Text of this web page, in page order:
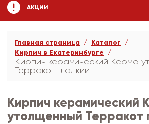
АКЦИИ
Главная страница
Каталог
Кирпич в Екатеринбурге
Кирпич керамический Керма
Терракот гладкий
Кирпич керамический
утолщенный Терракот